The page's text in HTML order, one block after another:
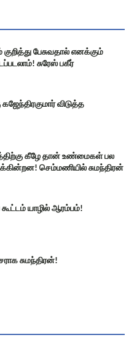
பேசுவதால் எனக்கும்
சுரேஸ் பகீர்
கஜேந்திரகுமார் விடுத்த
கீழே தான் உண்மைகள் பல
செம்மணியில் சுமந்திரன்
கூட்டம் யாழில் ஆரம்பம்!
சுமந்திரன்!